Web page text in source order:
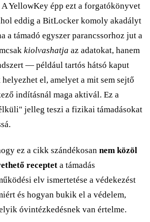
A YellowKey épp ezt a forgatókönyvet
eddig a BitLocker komoly akadályt
a támadó egyszer parancssorhoz jut a
kiolvashatja az adatokat, hanem
— például tartós hátsó kaput
el, amelyet a mit sem sejtő
indításnál maga aktivál. Ez a
jelleg teszi a fizikai támadásokat
ez a cikk szándékosan nem közöl
receptet a támadás
elv ismertetése a védekezést
és hogyan bukik el a védelem,
óvintézkedésnek van értelme.